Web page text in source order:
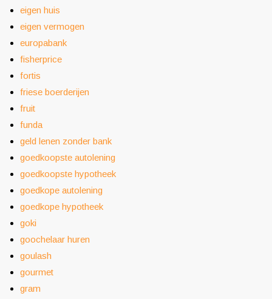
eigen huis
eigen vermogen
europabank
fisherprice
fortis
friese boerderijen
fruit
funda
geld lenen zonder bank
goedkoopste autolening
goedkoopste hypotheek
goedkope autolening
goedkope hypotheek
goki
goochelaar huren
goulash
gourmet
gram